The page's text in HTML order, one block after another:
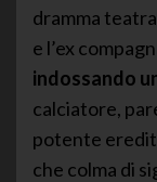
dramma
e l’ex
indossando
calciatore,
potente
che colma di